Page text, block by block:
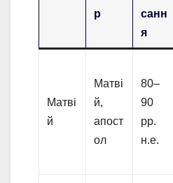
р
санн
я
Матві
й
Матві
й,
апост
ол
80–
90
рр.
н.е.